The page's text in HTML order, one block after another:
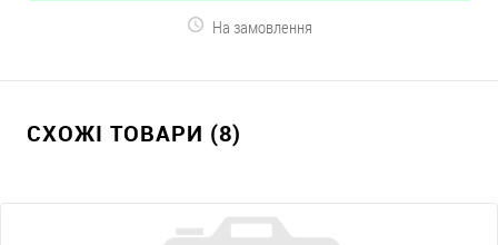
На замовлення
СХОЖІ ТОВАРИ (8)